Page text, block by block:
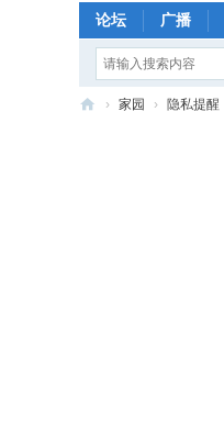
论坛 广播
› 家园 › 隐私提醒